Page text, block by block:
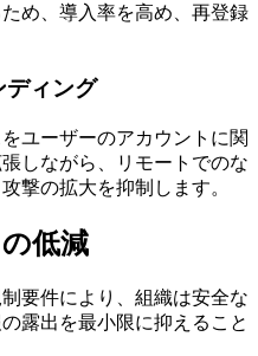
め、導入率を高め、再登録
ディング
ユーザーのアカウントに関
しながら、リモートでのな
撃の拡大を抑制します。
低減
要件により、組織は安全な
露出を最小限に抑えること